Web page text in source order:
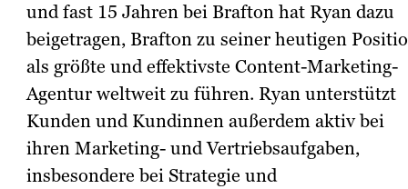
und fast 15 Jahren bei Brafton hat Ryan dazu
beigetragen, Brafton zu seiner heutigen
als größte und effektivste Content-Marketing-
Agentur weltweit zu führen. Ryan unterstützt
Kunden und Kundinnen außerdem aktiv bei
ihren Marketing- und Vertriebsaufgaben,
insbesondere bei Strategie und